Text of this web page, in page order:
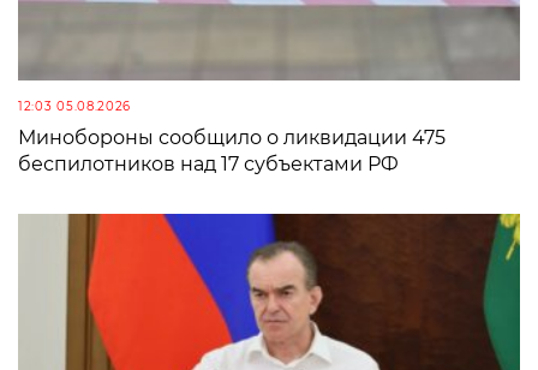
12:03 05.08.2026
Минобороны сообщило о ликвидации 475
беспилотников над 17 субъектами РФ